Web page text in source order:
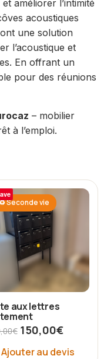
améliorer l’intimité
acoustiques
une solution
l’acoustique et
En offrant un
pour des réunions
– mobilier
à l’emploi.
Seconde vie
aux lettres
€ 150,00€
Ajouter au devis